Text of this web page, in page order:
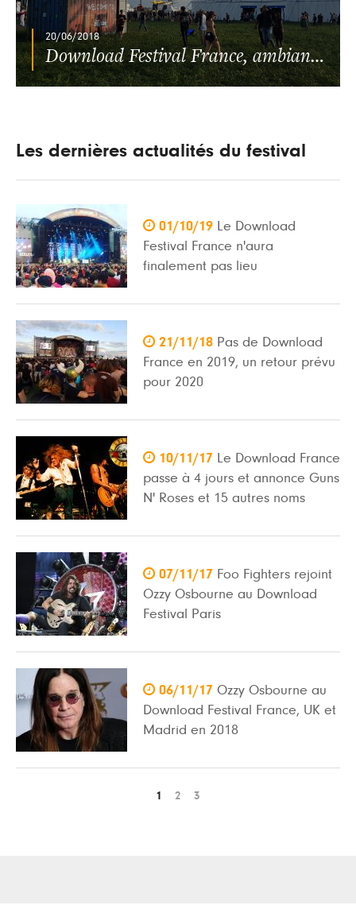
20/06/2018
Download Festival France, ambiance pogos sur la base aérienne
Les dernières actualités du festival
 01/10/19
Le Download
Festival France n'aura
finalement pas lieu
 21/11/18 Pas de Download
France en 2019, un retour prévu
pour 2020
 10/11/17
Le Download France
passe à 4 jours et annonce Guns
N' Roses et 15 autres noms
 07/11/17 Foo Fighters rejoint
Ozzy Osbourne au Download
Festival Paris
 06/11/17 Ozzy Osbourne au
Download Festival France, UK et
Madrid en 2018
1 2 3